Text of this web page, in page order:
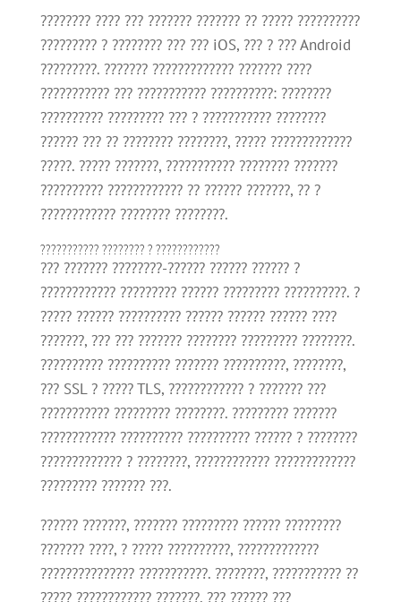
???????? ???? ??? ??????? ??????? ?? ????? ??????????
????????? ? ???????? ??? ??? iOS, ??? ? ??? Android
?????????. ??????? ????????????? ??????? ????
??????????? ??? ??????????? ??????????: ????????
?????????? ????????? ??? ? ??????????? ????????
?????? ??? ?? ???????? ????????, ????? ?????????????
?????. ????? ???????, ??????????? ???????? ???????
?????????? ???????????? ?? ?????? ???????, ?? ?
???????????? ???????? ????????.
??????????? ???????? ? ????????????
??? ??????? ????????-?????? ?????? ?????? ?
???????????? ????????? ?????? ????????? ??????????. ?
????? ?????? ?????????? ?????? ?????? ?????? ????
???????, ??? ??? ??????? ???????? ????????? ????????.
?????????? ?????????? ??????? ??????????, ????????,
??? SSL ? ????? TLS, ???????????? ? ??????? ???
??????????? ????????? ????????. ????????? ???????
???????????? ?????????? ?????????? ?????? ? ????????
????????????? ? ????????, ???????????? ?????????????
????????? ??????? ???.
?????? ???????, ??????? ????????? ?????? ?????????
??????? ????, ? ????? ??????????, ?????????????
??????????????? ???????????. ????????, ??????????? ??
????? ???????????? ???????, ??? ?????? ???